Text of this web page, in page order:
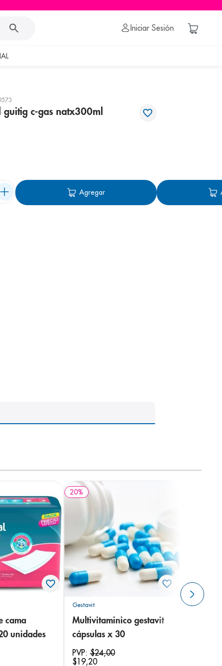
Iniciar Sesión
c-gas natx300ml
Agregar
cama
unidades
20%
Gestavit
Multivitaminico gestavit
cápsulas x 30
PVP:$24,00
$19,20